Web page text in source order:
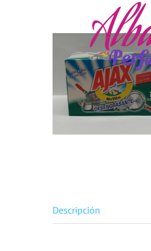
Descripción